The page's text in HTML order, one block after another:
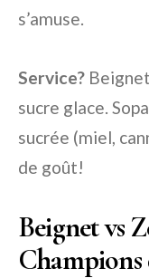
s’amuse.
Service?
sucre glace.
sucrée (miel,
de goût!
Beignet vs